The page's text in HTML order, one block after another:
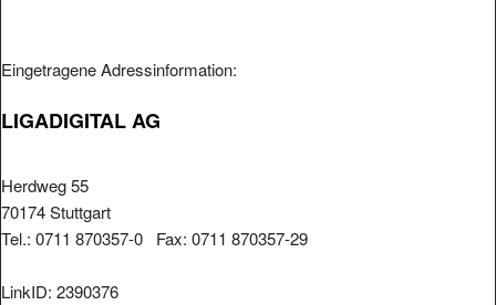
Eingetragene Adressinformation:
LIGADIGITAL AG
Herdweg 55
70174 Stuttgart
Tel.: 0711 870357-0 Fax: 0711 870357-29
LinkID: 2390376